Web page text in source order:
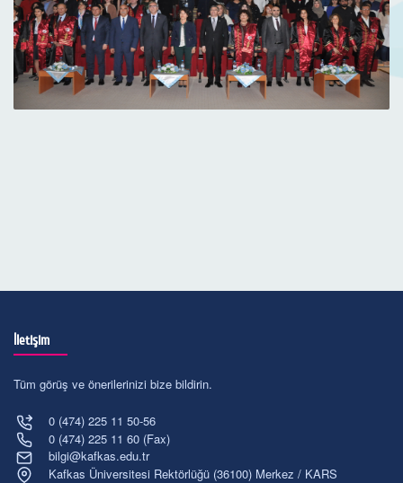
İletişim
Tüm görüş ve önerilerinizi bize bildirin.
0 (474) 225 11 50-56
0 (474) 225 11 60 (Fax)
bilgi@kafkas.edu.tr
Kafkas Üniversitesi Rektörlüğü (36100) Merkez / KARS